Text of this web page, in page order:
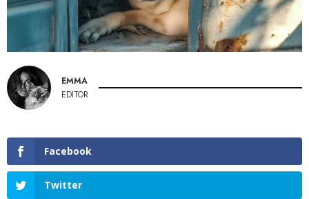
EMMA
EDITOR
Facebook
Twitter